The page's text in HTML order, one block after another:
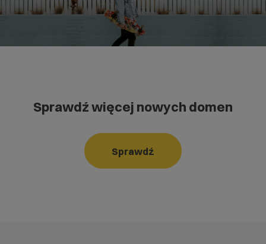
Sprawdź więcej nowych domen
Sprawdź